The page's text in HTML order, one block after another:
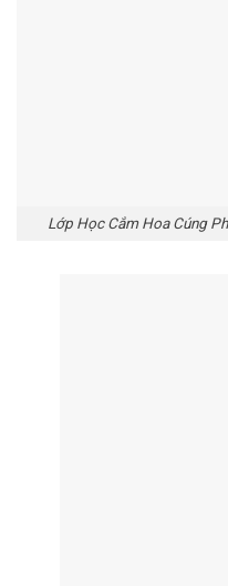
Lớp Học Cắm Hoa Cúng